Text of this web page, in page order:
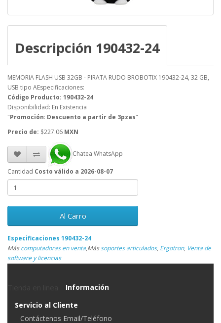
Descripción 190432-24
MEMORIA FLASH USB 32GB - PIRATA RUDO BROBOTIX 190432-24, 32 GB,
USB tipo AEspecificaciones:
Código Producto: 190432-24
Disponibilidad: En Existencia
"Promoción: Descuento a partir de 3pzas"
Precio de: $227.06 MXN
Chatea WhatsApp
Cantidad Costo válido a 2026-08-07
Al Carro
Especificaciones 190432-24
Máscomputadoras en venta,Mássoportes articulados, Ergotron, Venta de
software y licencias
Información
Servicio al Cliente
Contáctenos Email/Teléfono